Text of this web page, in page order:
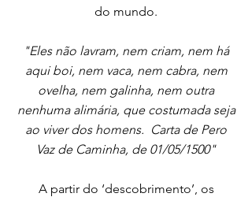
do mundo.
"Eles não lavram, nem criam, nem há
aqui boi, nem vaca, nem cabra, nem
ovelha, nem galinha, nem outra
nenhuma alimária, que costumada seja
ao viver dos homens. Carta de Pero
Vaz de Caminha, de 01/05/1500"
A partir do ‘descobrimento’, os